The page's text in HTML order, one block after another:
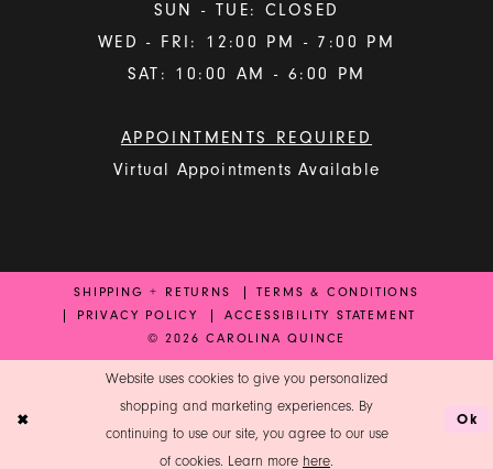
SUN - TUE: CLOSED
WED - FRI: 12:00 PM - 7:00 PM
SAT: 10:00 AM - 6:00 PM
APPOINTMENTS REQUIRED
Virtual Appointments Available
SHIPPING + RETURNS
TERMS & CONDITIONS
PRIVACY POLICY
ACCESSIBILITY STATEMENT
© 2026 CAROLINA QUINCE
Website uses cookies to give you personalized
shopping and marketing experiences. By
continuing to use our site, you agree to our use
of cookies. Learn more here.
Ok